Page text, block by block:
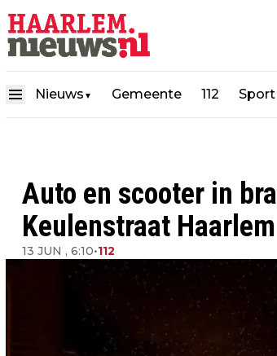
Nieuws ▼ Gemeente 112 Sport
Auto en scooter in
Keulenstraat Haarlem
13 JUN , 6:10•112